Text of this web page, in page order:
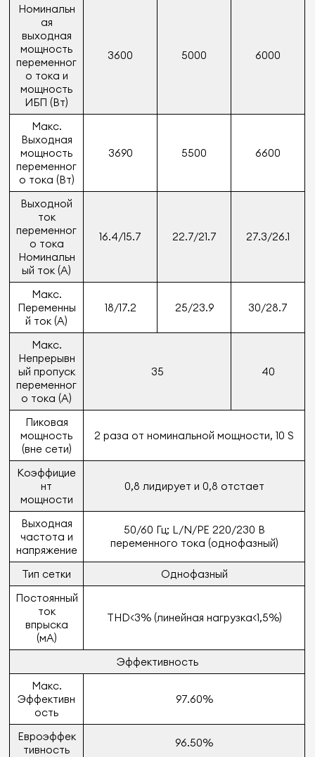
Номинальн
ая
выходная
мощность
переменног
о тока и
мощность
ИБП (Вт)
3600 5000 6000
Макс.
Выходная
мощность
переменног
о тока (Вт)
3690 5500 6600
Выходной
ток
переменног
о тока
Номинальн
ый ток (A)
16.4/15.7 22.7/21.7 27.3/26.1
Макс.
Переменны
й ток (A)
18/17.2 25/23.9 30/28.7
Макс.
Непрерывн
ый пропуск
переменног
о тока (A)
35 40
Пиковая
мощность
(вне сети)
2 раза от номинальной мощности, 10 S
Коэффицие
нт
мощности
0,8 лидирует и 0,8 отстает
Выходная
частота и
напряжение
50/60 Гц; L/N/PE 220/230 В
переменного тока (однофазный)
Тип сетки
Однофазный
Постоянный
ток
впрыска
(мА)
THD<3% (линейная нагрузка<1,5%)
Эффективность
Макс.
Эффективн
ость
97.60%
Евроэффек
тивность
96.50%